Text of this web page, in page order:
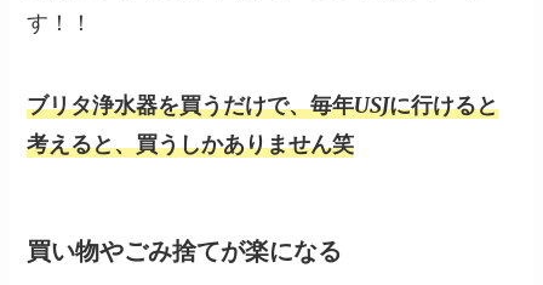
す！！
ブリタ浄水器を買うだけで、毎年USJに行けると
考えると、買うしかありません笑
買い物やごみ捨てが楽になる